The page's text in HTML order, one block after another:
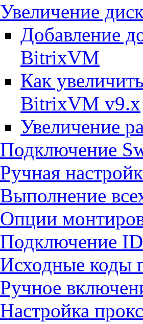
Увеличение
Добавление
BitrixVM
Как
BitrixVM v9.x
Увеличение
Подключение
Ручная
Выполнение
Опции
Подключение
Исходные коды
Ручное
Настройка